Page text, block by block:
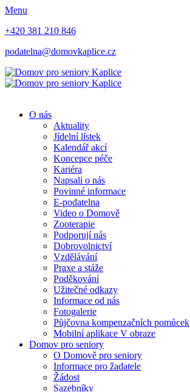
Menu
+420 381 210 846
podatelna@domovkaplice.cz
O nás
Aktuality
Jídelní lístek
Kalendář akcí
Koncepce péče
Kariéra
Napsali o nás
Povinné informace
E-podatelna
Video o Domově
Zooterapie
Podporují nás
Dobrovolnictví
Vzdělávání
Praxe a stáže
Poděkování
Užitečné odkazy
Informace od nás
Fotogalerie
Půjčovna kompenzačních pomůcek
Mobilní aplikace V obraze
Domov pro seniory
O Domově pro seniory
Informace pro žadatele
Žádost
Sazebníky